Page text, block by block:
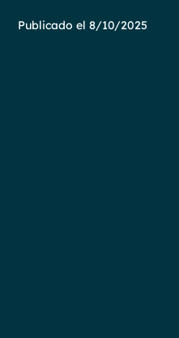
Publicado el 8/10/2025